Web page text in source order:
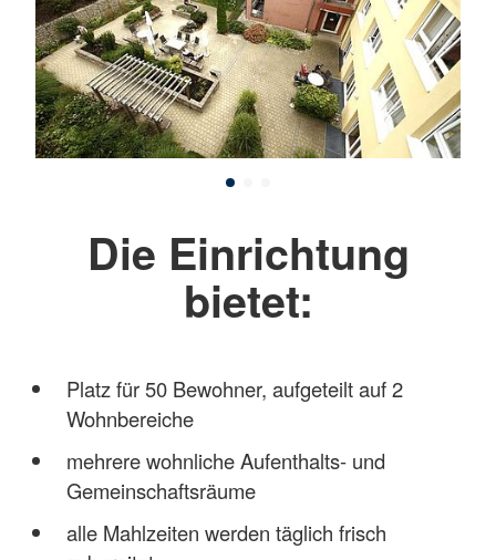
Die Einrichtung
bietet:
Platz für 50 Bewohner, aufgeteilt auf 2
Wohnbereiche
mehrere wohnliche Aufenthalts- und
Gemeinschaftsräume
alle Mahlzeiten werden täglich frisch